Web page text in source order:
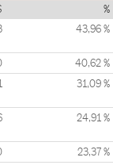
%
43,96 %
40,62 %
31,09 %
24,91 %
23,37 %